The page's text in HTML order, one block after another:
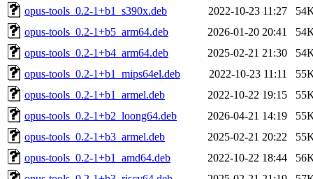
opus-tools_0.2-1+b1_s390x.deb
2022-10-23 11:27
opus-tools_0.2-1+b5_arm64.deb
2026-01-20 20:41
opus-tools_0.2-1+b4_arm64.deb
2025-02-21 21:30
opus-tools_0.2-1+b1_mips64el.deb
2022-10-23 11:11
opus-tools_0.2-1+b1_armel.deb
2022-10-22 19:15
opus-tools_0.2-1+b2_loong64.deb
2026-04-21 14:19
opus-tools_0.2-1+b3_armel.deb
2025-02-21 20:22
opus-tools_0.2-1+b1_amd64.deb
2022-10-22 18:44